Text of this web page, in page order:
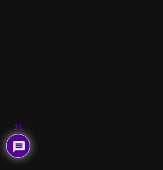
21